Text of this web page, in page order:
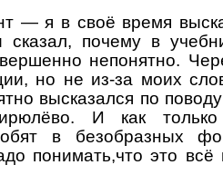
— я в своё время
сказал, почему в
непонятно.
но не из-за моих
высказался по
И как
в безобразных
понимать,что это всё